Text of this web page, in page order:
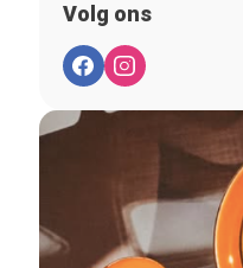
Volg ons